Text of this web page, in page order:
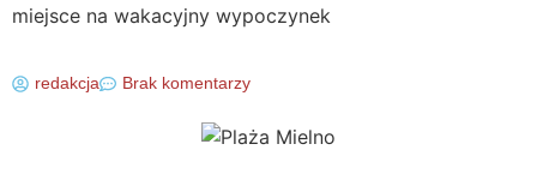
miejsce na wakacyjny wypoczynek
redakcja Brak komentarzy